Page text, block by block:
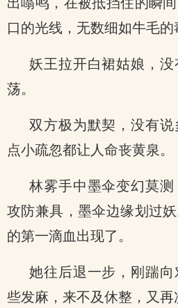
口的光线，无数细如牛毛的
妖王拉开白裙姑娘，
荡。
双方极为默契，没有
点小疏忽都让人命丧黄泉。
林雾手中墨伞变幻莫测
攻防兼具，墨伞边缘划过
的第一滴血出现了。
她往后退一步，刚踹
些发麻，来不及休整，又再